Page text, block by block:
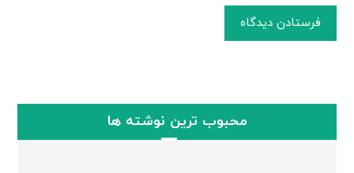
فرستادن دیدگاه
محبوب ترین نوشته ها